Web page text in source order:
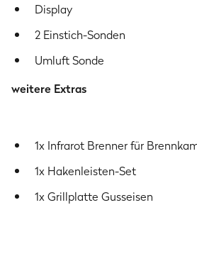
Herstellerinformation
Burnhard GmbH
Heesenstraße 31
40549 Düsseldorf
Deutschland
Downloads
Display
2 Einstich-Sonden
Umluft Sonde
weitere Extras
1x Infrarot Brenner für
1x Hakenleisten-Set
1x Grillplatte Gusseisen